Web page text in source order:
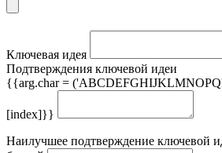
Ключевая идея
Подтверждения ключевой идеи
{{arg.char =
[index]}}
Наилучшее подтверждение ключевой